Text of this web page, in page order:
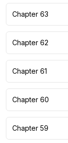
Chapter 63
Chapter 62
Chapter 61
Chapter 60
Chapter 59